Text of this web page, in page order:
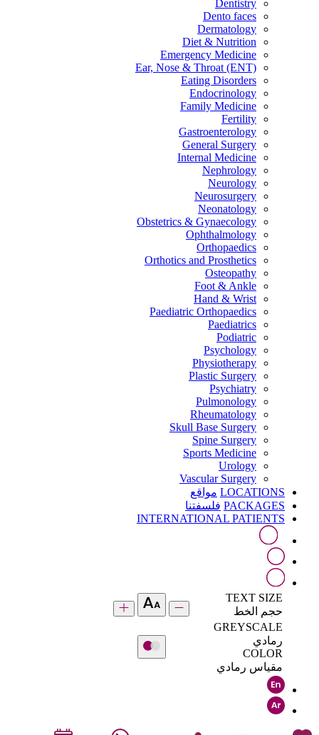
Dentistry
Dento faces
Dermatology
Diet & Nutrition
Emergency Medicine
Ear, Nose & Throat (ENT)
Eating Disorders
Endocrinology
Family Medicine
Fertility
Gastroenterology
General Surgery
Internal Medicine
Nephrology
Neurology
Neurosurgery
Neonatology
Obstetrics & Gynaecology
Ophthalmology
Orthopaedics
Orthotics and Prosthetics
Osteopathy
Foot & Ankle
Hand & Wrist
Paediatric Orthopaedics
Paediatrics
Podiatric
Psychology
Physiotherapy
Plastic Surgery
Psychiatry
Pulmonology
Rheumatology
Skull Base Surgery
Spine Surgery
Sports Medicine
Urology
Vascular Surgery
LOCATIONS مواقع
PACKAGES فلسفتنا
INTERNATIONAL PATIENTS
TEXT SIZE
حجم الخط
GREYSCALE
رمادي
COLOR
مقياس رمادي